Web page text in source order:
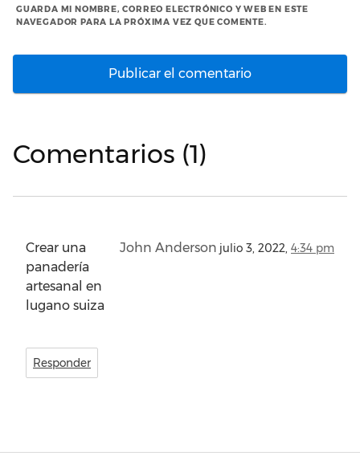
GUARDA MI NOMBRE, CORREO ELECTRÓNICO Y WEB EN ESTE
NAVEGADOR PARA LA PRÓXIMA VEZ QUE COMENTE.
Comentarios (1)
John Anderson julio 3, 2022, 4:34 pm
Crear una
panadería
artesanal en
lugano suiza
Responder